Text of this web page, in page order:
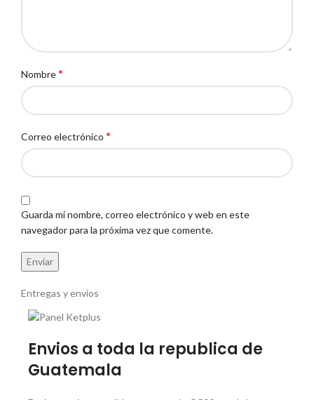
Nombre*
Correo electrónico *
Guarda mi nombre, correo electrónico y web en este
navegador para la próxima vez que comente.
Entregas y envios
Envios a toda la republica de
Guatemala